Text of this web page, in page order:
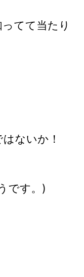
てて当たり
ないか！
です。)